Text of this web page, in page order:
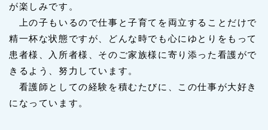
が楽しみです。
上の子もいるので仕事と子育てを両立することだけで
精一杯な状態ですが、どんな時でも心にゆとりをもって
患者様、入所者様、そのご家族様に寄り添った看護がで
きるよう、努力しています。
看護師としての経験を積むたびに、この仕事が大好き
になっています。